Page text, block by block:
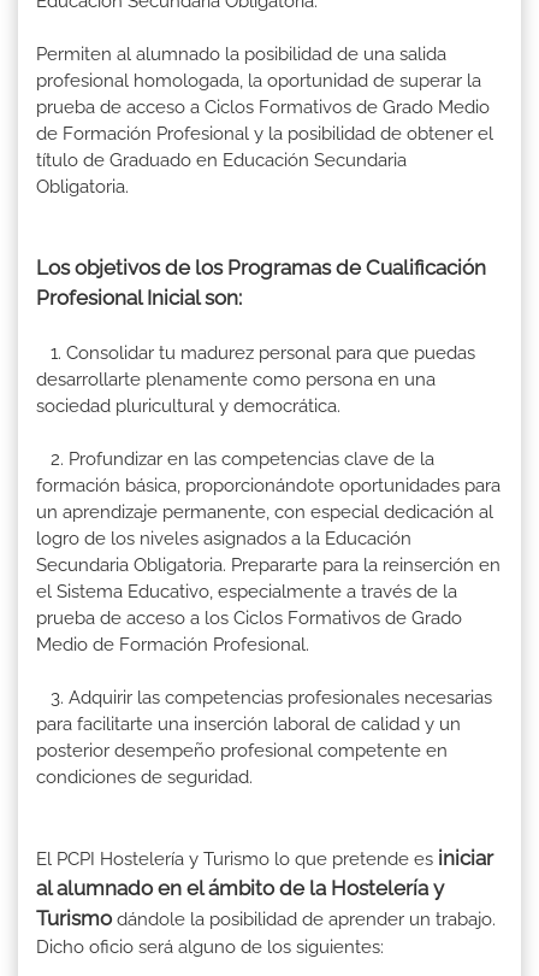
Permiten al alumnado la posibilidad de una salida
profesional homologada, la oportunidad de superar la
prueba de acceso a Ciclos Formativos de Grado Medio
de Formación Profesional y la posibilidad de obtener el
título de Graduado en Educación Secundaria
Obligatoria.
Los objetivos de los Programas de Cualificación
Profesional Inicial son:
1. Consolidar tu madurez personal para que puedas
desarrollarte plenamente como persona en una
sociedad pluricultural y democrática.
2. Profundizar en las competencias clave de la
formación básica, proporcionándote oportunidades para
un aprendizaje permanente, con especial dedicación al
logro de los niveles asignados a la Educación
Secundaria Obligatoria. Prepararte para la reinserción en
el Sistema Educativo, especialmente a través de la
prueba de acceso a los Ciclos Formativos de Grado
Medio de Formación Profesional.
3. Adquirir las competencias profesionales necesarias
para facilitarte una inserción laboral de calidad y un
posterior desempeño profesional competente en
condiciones de seguridad.
El PCPI Hostelería y Turismo lo que pretende es iniciar
al alumnado en el ámbito de la Hostelería y
Turismo dándole la posibilidad de aprender un trabajo.
Dicho oficio será alguno de los siguientes: